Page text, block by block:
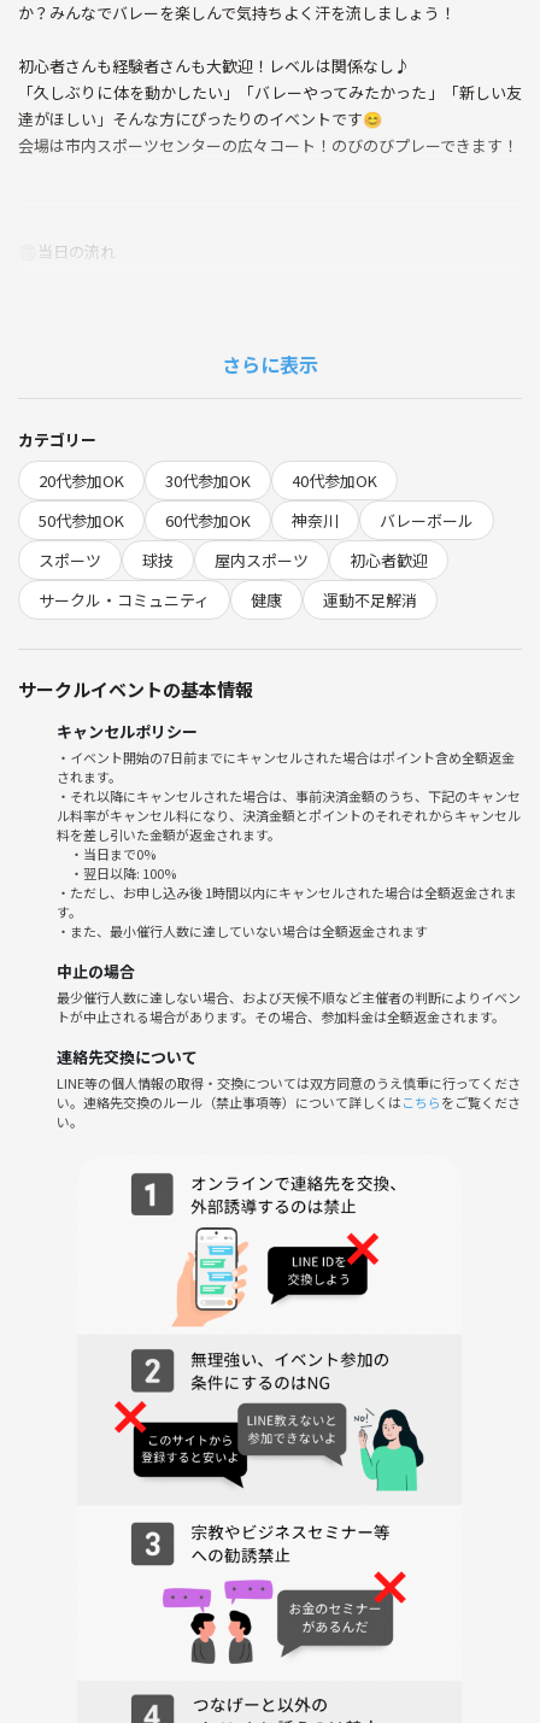
か？みんなでバレーを楽しんで気持ちよく汗を流しましょう！
初心者さんも経験者さんも大歓迎！レベルは関係なし♪
「久しぶりに体を動かしたい」「バレーやってみたかった」「新しい友
達がほしい」そんな方にぴったりのイベントです😊
会場は市内スポーツセンターの広々コート！のびのびプレーできます！
🏐当日の流れ
笑いあり、盛り上がりありの楽しい時間を過ごしましょう！
🌱サークルの雰囲気
とにかく「楽しい！」がモットーのアットホームなサークルです✨
お一人参加の方もたくさんいるのでご安心ください！
自然と会話が生まれて、気づけば仲良くなっている…そんな雰囲気です
😊
「初参加で不安」「バレー経験がないけどやってみたい」という方も、
バレーを楽しめるようにサポートします！
⚠️お願いごと
みんなが気持ちよく楽しめるように、以下はご遠慮ください。
・勧誘、営業、しつこいナンパ、暴言などの迷惑行為
・過度なナンパや他の参加者への迷惑行為
・無許可での写真・動画のSNS投稿
※定員になり次第、締め切る場合があります。
運営の指示に従っていただけない場合は、参加をお断りすることもござ
います🙇‍♂️
参加費は【500円】です！
つなげーと上で事前決済となりますので、当日はお支払い不要♪
長期お休みを、ちょっと特別な時間にしませんか？✨
みなさんと一緒に笑って、動いて、最高の時間を過ごせるのを楽しみに
ぜひお気軽にご参加ください！🏐🎉
さらに表示
カテゴリー
20代参加OK
30代参加OK
40代参加OK
50代参加OK
60代参加OK 神奈川
バレーボール
スポーツ
球技 屋内スポーツ
初心者歓迎
サークル・コミュニティ
健康 運動不足解消
サークルイベントの基本情報
キャンセルポリシー
・イベント開始の7日前までにキャンセルされた場合はポイント含め全額返金
されます。
・それ以降にキャンセルされた場合は、事前決済金額のうち、下記のキャンセ
ル料率がキャンセル料になり、決済金額とポイントのそれぞれからキャンセル
料を差し引いた金額が返金されます。
・当日まで0%
・翌日以降: 100%
・ただし、お申し込み後 1時間以内にキャンセルされた場合は全額返金されま
す。
・また、最小催行人数に達していない場合は全額返金されます
中止の場合
最少催行人数に達しない場合、および天候不順など主催者の判断によりイベン
トが中止される場合があります。その場合、参加料金は全額返金されます。
連絡先交換について
LINE等の個人情報の取得・交換については双方同意のうえ慎重に行ってくださ
い。連絡先交換のルール（禁止事項等）について詳しくはこちらをご覧くださ
い。